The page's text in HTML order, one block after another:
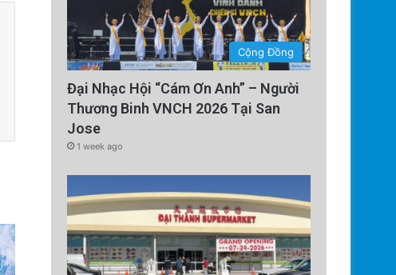
Cộng Đồng
Đại Nhạc Hội “Cám Ơn Anh” – Người
Thương Binh VNCH 2026 Tại San
Jose
1 week ago